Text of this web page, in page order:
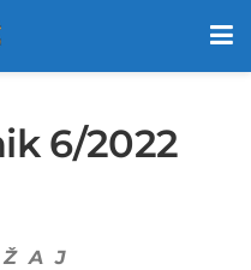
6/2022
A J